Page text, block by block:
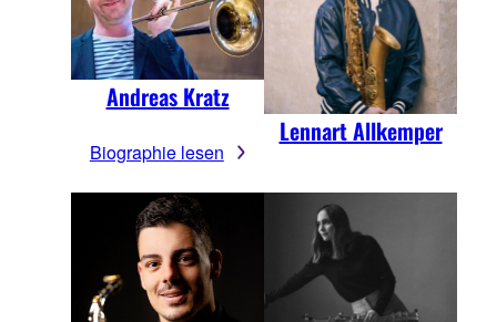
Andreas Kratz
Biographie lesen
Lennart Allkemper